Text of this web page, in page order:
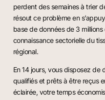
perdent des semaines à trier
résout ce problème en
base de données de 3
connaissance sectorielle du
régional.
En 14 jours, vous disposez de
qualifiés et prêts à être reçus
éclairée, votre temps